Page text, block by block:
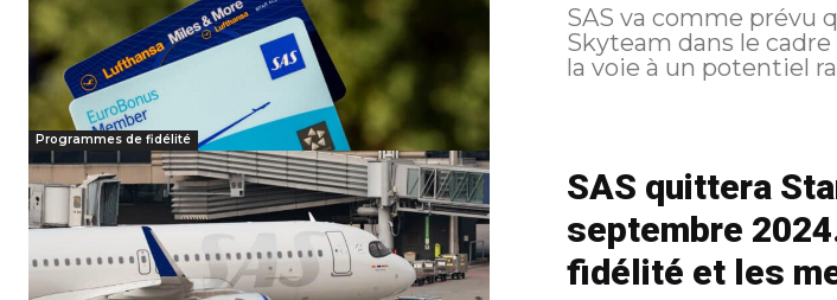
Programmes de fidélité
SAS va comme prévu
Skyteam dans le
SAS quittera
septembre
fidélité et les